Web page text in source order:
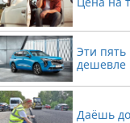
Эти
дешевле
Даёшь